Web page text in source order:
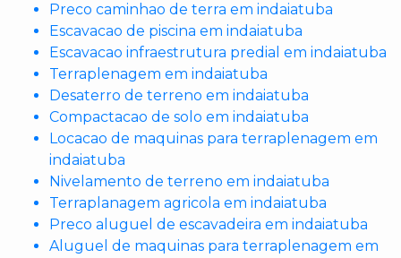
Preco caminhao de terra em indaiatuba
Escavacao de piscina em indaiatuba
Escavacao infraestrutura predial em indaiatuba
Terraplenagem em indaiatuba
Desaterro de terreno em indaiatuba
Compactacao de solo em indaiatuba
Locacao de maquinas para terraplenagem em
indaiatuba
Nivelamento de terreno em indaiatuba
Terraplanagem agricola em indaiatuba
Preco aluguel de escavadeira em indaiatuba
Aluguel de maquinas para terraplenagem em